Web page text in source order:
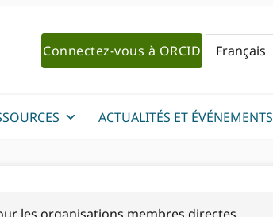
Connectez-vous à ORCID
ACTUALITÉS ET ÉVÉNEMENTS